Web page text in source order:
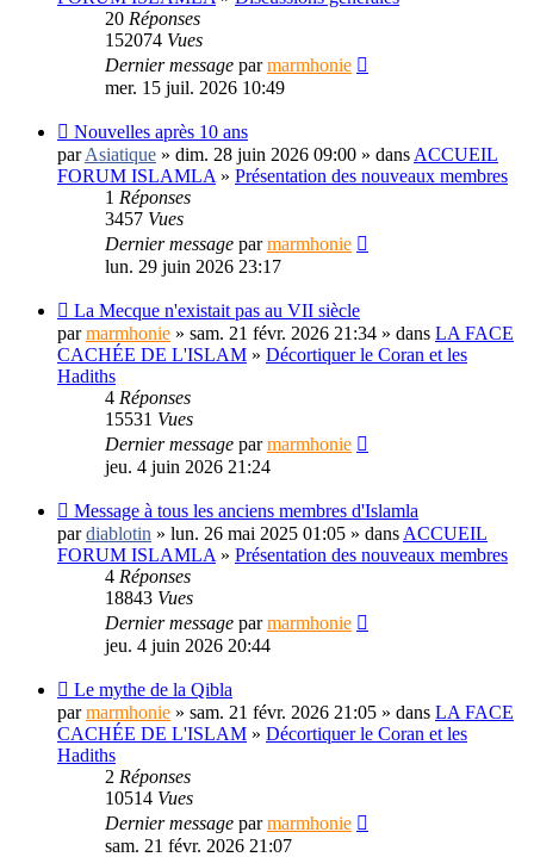
20 Réponses
152074 Vues
Dernier message parmarmhonie
mer. 15 juil. 2026 10:49
Nouvelles après 10 ans
parAsiatique » dim. 28 juin 2026 09:00 » dans ACCUEIL
FORUM ISLAMLA » Présentation des nouveaux membres
1 Réponses
3457 Vues
Dernier message parmarmhonie
lun. 29 juin 2026 23:17
La Mecque n'existait pas au VII siècle
parmarmhonie » sam. 21 févr. 2026 21:34 » dans LA FACE
CACHÉE DE L'ISLAM » Décortiquer le Coran et les
Hadiths
4 Réponses
15531 Vues
Dernier message parmarmhonie
jeu. 4 juin 2026 21:24
Message à tous les anciens membres d'Islamla
pardiablotin » lun. 26 mai 2025 01:05 » dans ACCUEIL
FORUM ISLAMLA » Présentation des nouveaux membres
4 Réponses
18843 Vues
Dernier message parmarmhonie
jeu. 4 juin 2026 20:44
Le mythe de la Qibla
parmarmhonie » sam. 21 févr. 2026 21:05 » dans LA FACE
CACHÉE DE L'ISLAM » Décortiquer le Coran et les
Hadiths
2 Réponses
10514 Vues
Dernier message parmarmhonie
sam. 21 févr. 2026 21:07